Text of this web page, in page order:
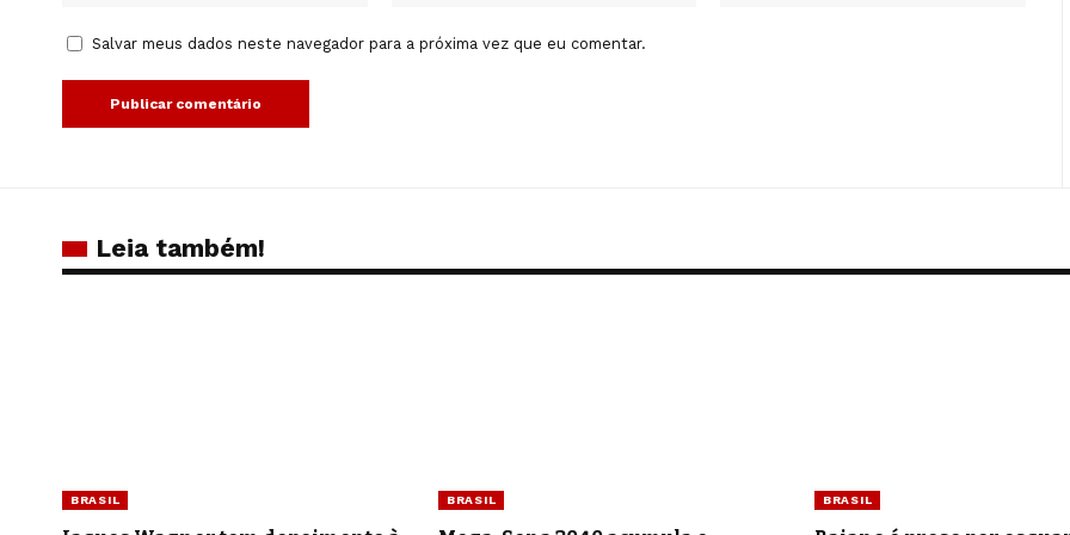
Salvar meus dados neste navegador para a próxima vez que eu comentar.
Leia também!
BRASIL BRASIL BRASIL